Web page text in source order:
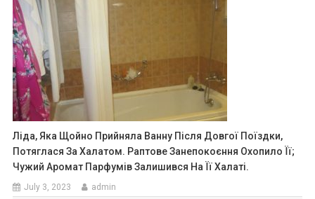
Ліда, Яка Щойно Прийняла Ванну Після Довгої Поїздки,
Потяглася За Халатом. Раптове Занепокоєння Охопило Її;
Чужий Аромат Парфумів Залишився На Її Халаті.
July 3, 2023 admin